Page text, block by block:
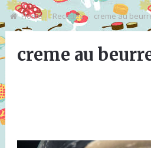
Home Recettes creme au
creme au